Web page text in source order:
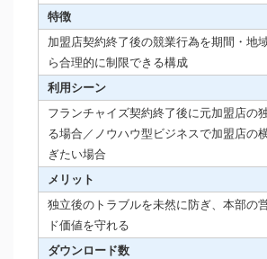
特徴
加盟店契約終了後の競業行為を期間・地
ら合理的に制限できる構成
利用シーン
フランチャイズ契約終了後に元加盟店の
る場合／ノウハウ型ビジネスで加盟店の
ぎたい場合
メリット
独立後のトラブルを未然に防ぎ、本部の
ド価値を守れる
ダウンロード数